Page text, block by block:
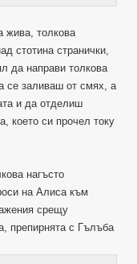
жива, толкова
стотина странички,
да направи толкова
се заливаш от смях, а
и да отделиш
което си прочел току
нагъсто
на Алиса към
срещу
препирнята с Гълъба